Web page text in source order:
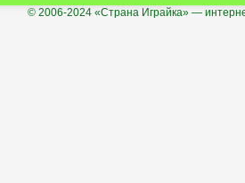
© 2006-2024«Страна Играйка» —